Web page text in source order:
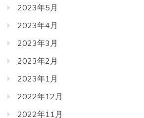
2023年5月
2023年4月
2023年3月
2023年2月
2023年1月
2022年12月
2022年11月